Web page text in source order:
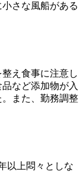
さな風船がある
え食事に注意し
など添加物が入
また、勤務調整
以上悶々としな